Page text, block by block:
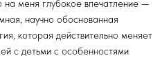
на меня глубокое впечатление —
научно обоснованная
которая действительно меняет
с детьми с особенностями